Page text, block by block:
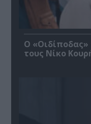
O
τους Νίκο